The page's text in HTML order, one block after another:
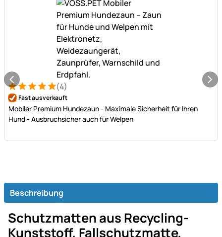
Bewertung: 5 von 5 (4 Bewertungen)
4 Bewertungen
(4)
Fast ausverkauft
Mobiler Premium Hundezaun - Maximale Sicherheit für Ihren
Hund - Ausbruchsicher auch für Welpen
Beschreibung
Schutzmatten aus Recycling-
Kunststoff, Fallschutzmatte,